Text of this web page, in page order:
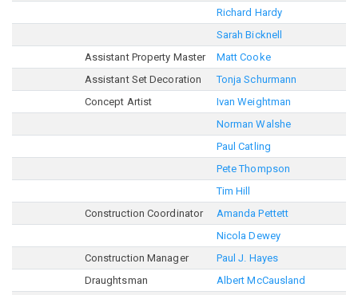
Richard Hardy
Sarah Bicknell
Assistant Property Master
Matt Cooke
Assistant Set Decoration
Tonja Schurmann
Concept Artist
Ivan Weightman
Norman Walshe
Paul Catling
Pete Thompson
Tim Hill
Construction Coordinator
Amanda Pettett
Nicola Dewey
Construction Manager
Paul J. Hayes
Draughtsman
Albert McCausland